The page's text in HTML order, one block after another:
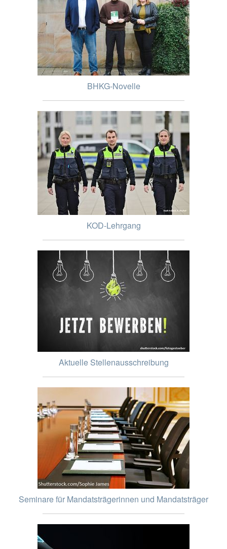
BHKG-Novelle
KOD-Lehrgang
Aktuelle Stellenausschreibung
Seminare für Mandatsträgerinnen und Mandatsträger